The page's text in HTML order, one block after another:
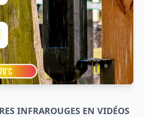
INFRAROUGES EN VIDÉOS